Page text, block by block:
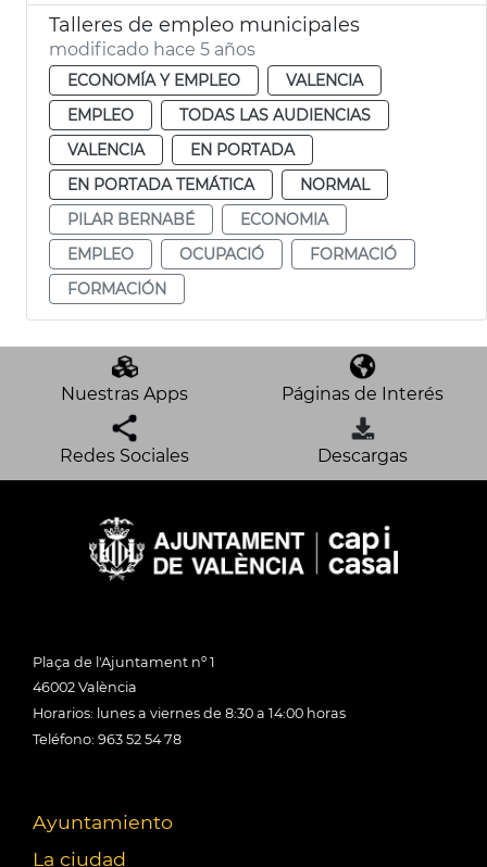
Talleres de empleo municipales
modificado hace 5 años
ECONOMÍA Y EMPLEO
VALENCIA
EMPLEO
TODAS LAS AUDIENCIAS
VALENCIA
EN PORTADA
EN PORTADA TEMÁTICA
NORMAL
PILAR BERNABÉ
ECONOMIA
EMPLEO
OCUPACIÓ
FORMACIÓ
FORMACIÓN
Nuestras Apps Páginas de Interés
Redes Sociales Descargas
Plaça de l'Ajuntament nº 1
46002 València
Horarios: lunes a viernes de 8:30 a 14:00 horas
Teléfono: 963 52 54 78
Ayuntamiento
La ciudad